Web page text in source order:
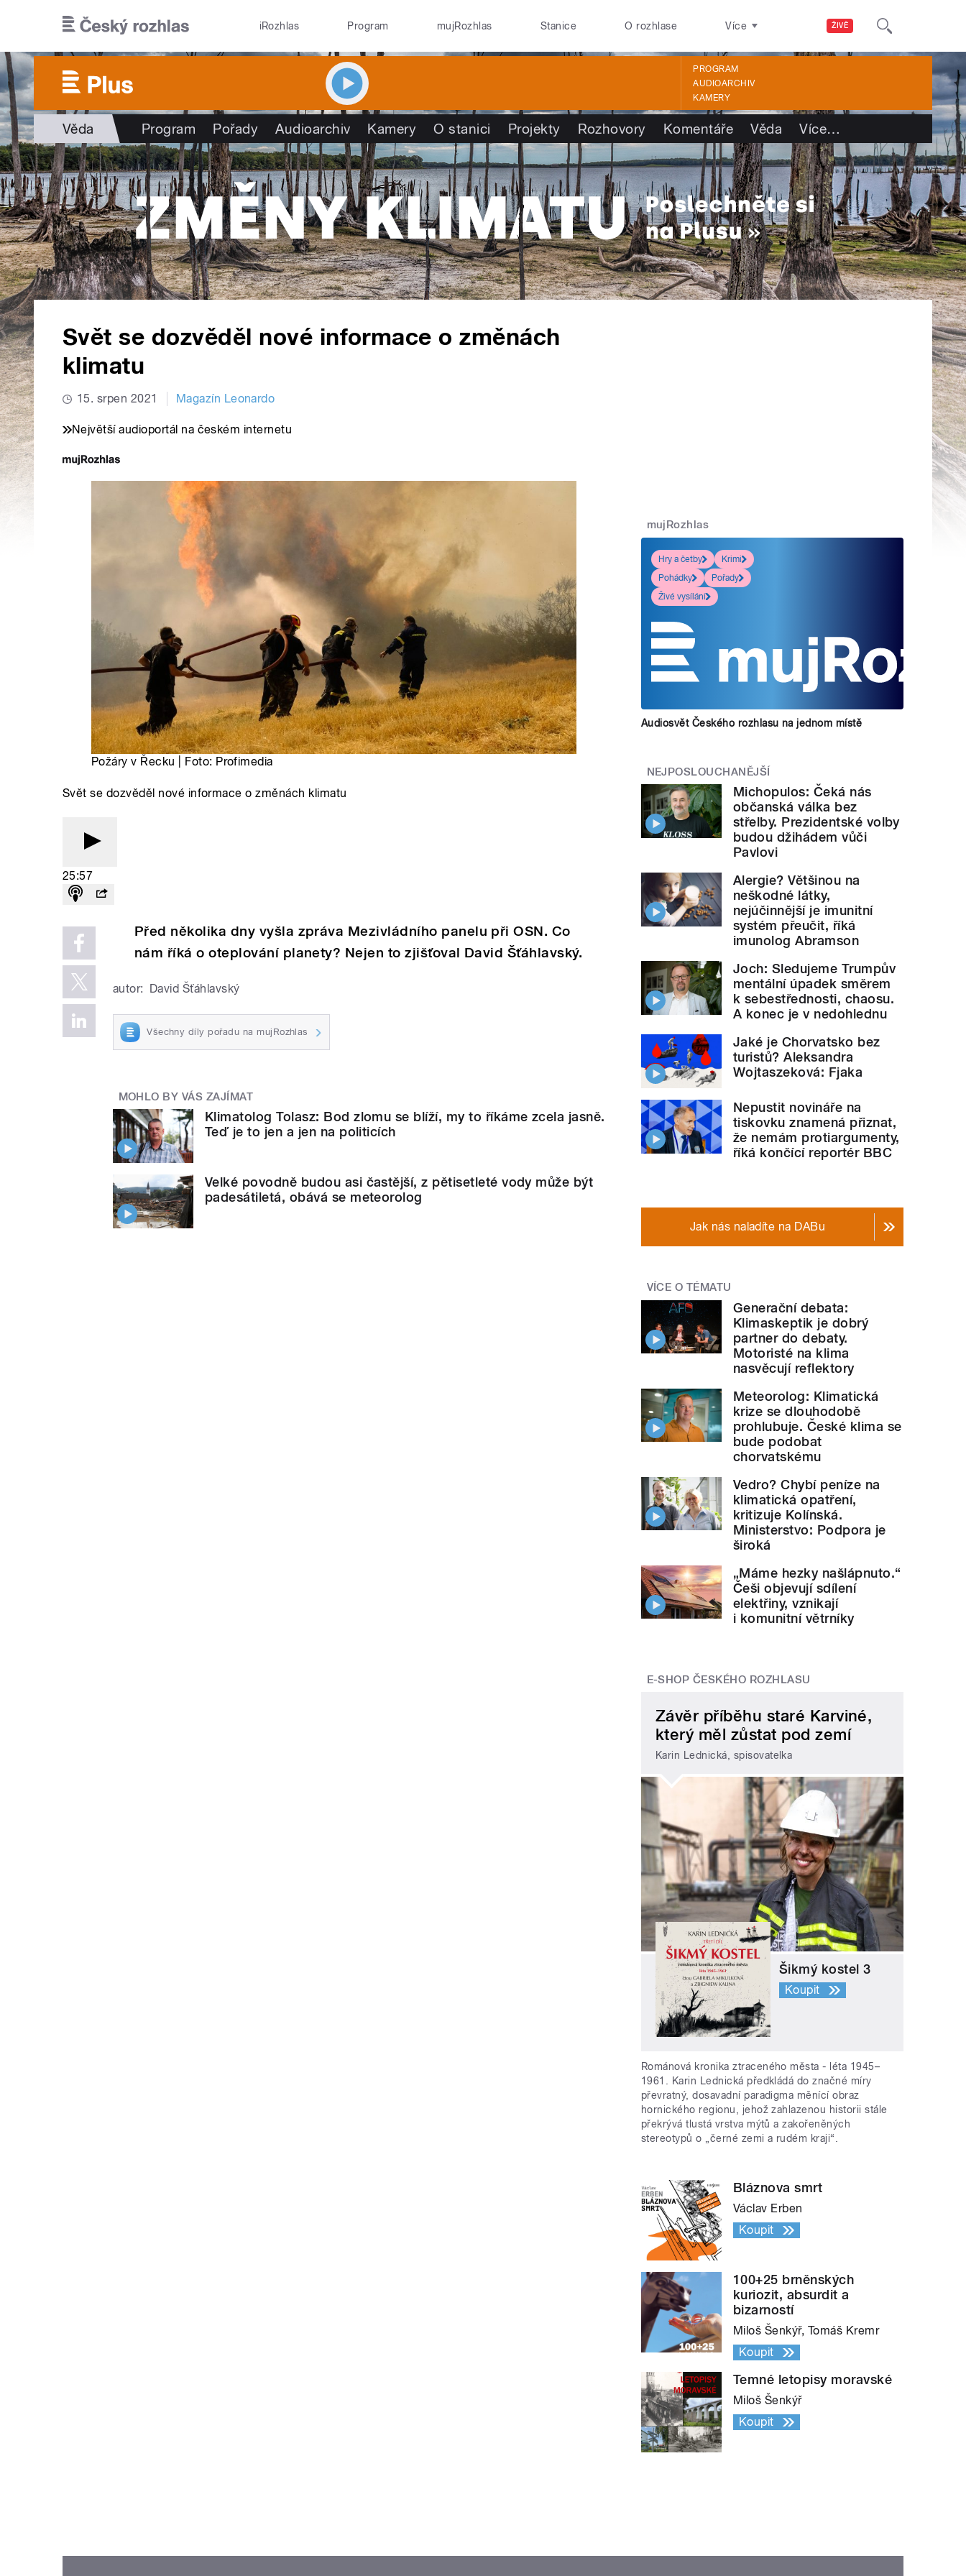
ŽIVĚ
iRozhlas Program mujRozhlas Stanice O rozhlase Více
PROGRAM
AUDIOARCHIV
KAMERY
Věda Program Pořady Audioarchiv Kamery O stanici Projekty Rozhovory Komentáře Věda Více…
Svět se dozvěděl nové informace o změnách
klimatu
15. srpen 2021 Magazín Leonardo
Největší audioportál na českém internetu
Požáry v Řecku | Foto: Profimedia
Svět se dozvěděl nové informace o změnách klimatu
25:57
Před několika dny vyšla zpráva Mezivládního panelu při OSN. Co
nám říká o oteplování planety? Nejen to zjišťoval David Šťáhlavský.
autor: David Šťáhlavský
Všechny díly pořadu na mujRozhlas
MOHLO BY VÁS ZAJÍMAT
Klimatolog Tolasz: Bod zlomu se blíží, my to říkáme zcela jasně.
Teď je to jen a jen na politicích
Velké povodně budou asi častější, z pětisetleté vody může být
padesátiletá, obává se meteorolog
mujRozhlas
Hry a četby
Krimi
Pohádky
Pořady
Živé vysílání
Audiosvět Českého rozhlasu na jednom místě
NEJPOSLOUCHANĚJŠÍ
Michopulos: Čeká nás
občanská válka bez
střelby. Prezidentské volby
budou džihádem vůči
Pavlovi
Alergie? Většinou na
neškodné látky,
nejúčinnější je imunitní
systém přeučit, říká
imunolog Abramson
Joch: Sledujeme Trumpův
mentální úpadek směrem
k sebestřednosti, chaosu.
A konec je v nedohlednu
Jaké je Chorvatsko bez
turistů? Aleksandra
Wojtaszeková: Fjaka
Nepustit novináře na
tiskovku znamená přiznat,
že nemám protiargumenty,
říká končící reportér BBC
Jak nás naladíte na DABu
VÍCE O TÉMATU
Generační debata:
Klimaskeptik je dobrý
partner do debaty.
Motoristé na klima
nasvěcují reflektory
Meteorolog: Klimatická
krize se dlouhodobě
prohlubuje. České klima se
bude podobat
chorvatskému
Vedro? Chybí peníze na
klimatická opatření,
kritizuje Kolínská.
Ministerstvo: Podpora je
široká
„Máme hezky našlápnuto.“
Češi objevují sdílení
elektřiny, vznikají
i komunitní větrníky
E-SHOP ČESKÉHO ROZHLASU
Závěr příběhu staré Karviné,
který měl zůstat pod zemí
Karin Lednická, spisovatelka
Šikmý kostel 3
Koupit
Románová kronika ztraceného města - léta 1945–
1961. Karin Lednická předkládá do značné míry
převratný, dosavadní paradigma měnící obraz
hornického regionu, jehož zahlazenou historii stále
překrývá tlustá vrstva mýtů a zakořeněných
stereotypů o „černé zemi a rudém kraji“.
Bláznova smrt
Václav Erben
Koupit
100+25 brněnských
kuriozit, absurdit a
bizarností
Miloš Šenkýř, Tomáš Kremr
Koupit
Temné letopisy moravské
Miloš Šenkýř
Koupit